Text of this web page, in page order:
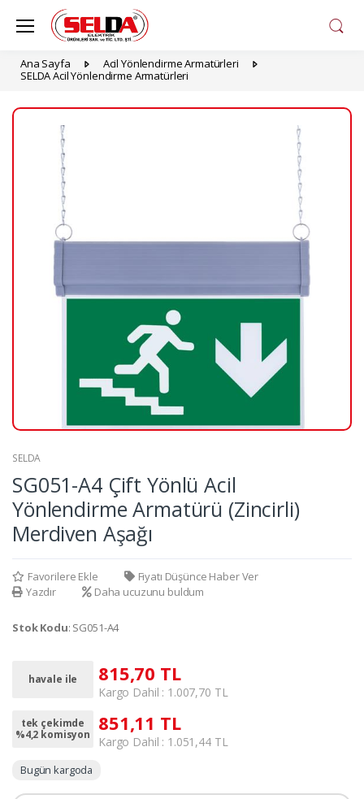
Ana Sayfa
Acil Yönlendirme Armatürleri
SELDA Acil Yönlendirme Armatürleri
SELDA
SG051-A4 Çift Yönlü Acil
Yönlendirme Armatürü (Zincirli)
Merdiven Aşağı
Favorilere Ekle
Fiyatı Düşünce Haber Ver
Yazdır
Daha ucuzunu buldum
Stok Kodu: SG051-A4
havale ile 815,70 TL
Kargo Dahil : 1.007,70 TL
tek çekimde
%4,2 komisyon
851,11 TL
Kargo Dahil : 1.051,44 TL
Bugün kargoda